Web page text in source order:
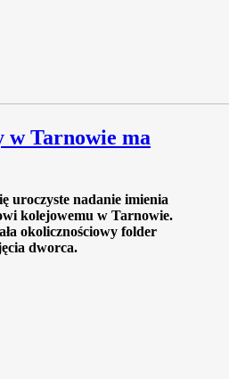
w Tarnowie ma
uroczyste nadanie imienia
kolejowemu w Tarnowie.
okolicznościowy folder
dworca.